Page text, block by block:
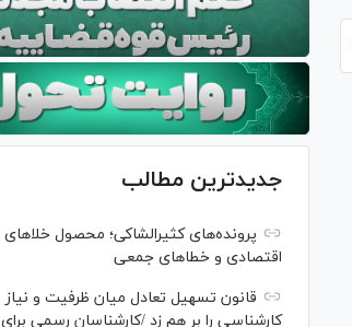
جدیدترین مطالب
پرونده‌های کثیرالشاکی؛ محصول خلا‌های
اقتصادی و خطا‌های جمعی
قانون تسهیل تعادل میان ظرفیت و نیاز
کارشناسی را بر هم زد /کارشناسان رسمی برای